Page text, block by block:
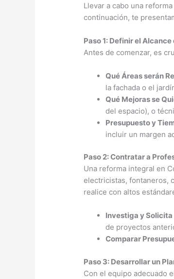
Llevar a cabo una
continuación, te
Paso 1: Definir el
Antes de comenzar, es
Qué Áreas serán
la fachada o el
Qué Mejoras se
del espacio), o
Presupuesto y
incluir un margen
Paso 2: Contratar a
Una reforma integral en
electricistas, fontaneros,
realice con altos
Investiga y
de proyectos
Comparar
Paso 3: Desarrollar un
Con el equipo adecuado